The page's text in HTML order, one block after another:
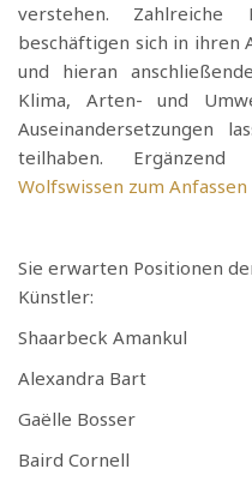
verstehen. Zahlreiche
beschäftigen sich in
und hieran
Klima, Arten- und
Auseinandersetzungen
teilhaben.
Wolfswissen zum Anfassen
Sie erwarten Positionen
Künstler:
Shaarbeck Amankul
Alexandra Bart
Gaëlle Bosser
Baird Cornell